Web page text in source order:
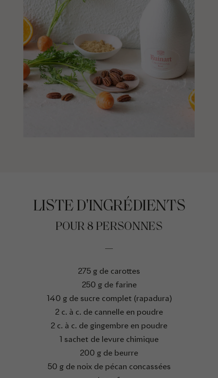
LISTE D'INGRÉDIENTS
POUR 8 PERSONNES
275 g de carottes
250 g de farine
140 g de sucre complet (rapadura)
2 c. à c. de cannelle en poudre
2 c. à c. de gingembre en poudre
1 sachet de levure chimique
200 g de beurre
50 g de noix de pécan concassées